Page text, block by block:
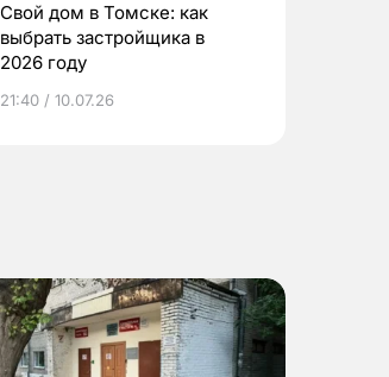
Свой дом в Томске: как
выбрать застройщика в
2026 году
21:40 / 10.07.26